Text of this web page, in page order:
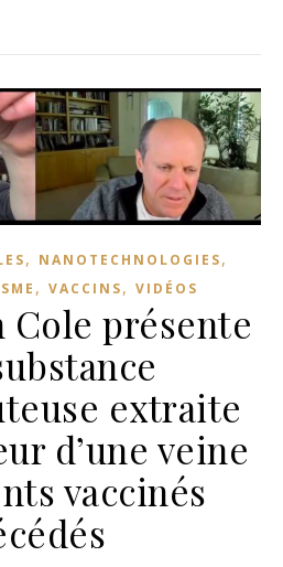
, NANOTECHNOLOGIES,
, VACCINS, VIDÉOS
Cole présente
extraite
d’une veine
vaccinés